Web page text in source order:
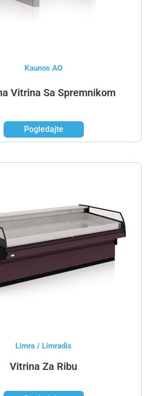
Kaunos AO
Vitrina Sa Spremnikom
Pogledajte
Limra / Limradis
Vitrina Za Ribu